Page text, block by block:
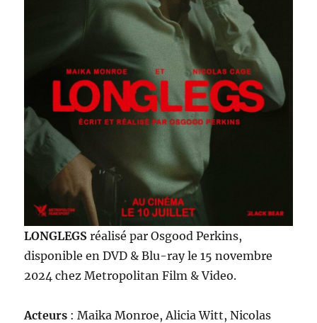
LONGLEGSréalisé par Osgood Perkins,
disponible en DVD & Blu-ray le 15 novembre
2024 chez Metropolitan Film & Video.
Acteurs : Maika Monroe, Alicia Witt, Nicolas